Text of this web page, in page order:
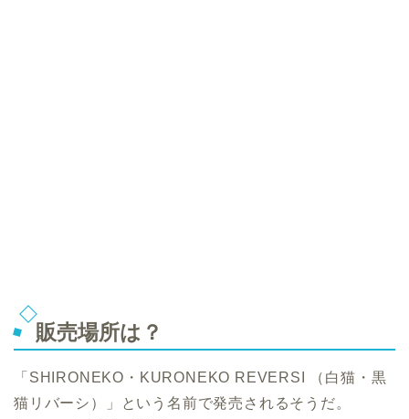
販売場所は？
「SHIRONEKO・KURONEKO REVERSI （白猫・黒
猫リバーシ）」という名前で発売されるそうだ。